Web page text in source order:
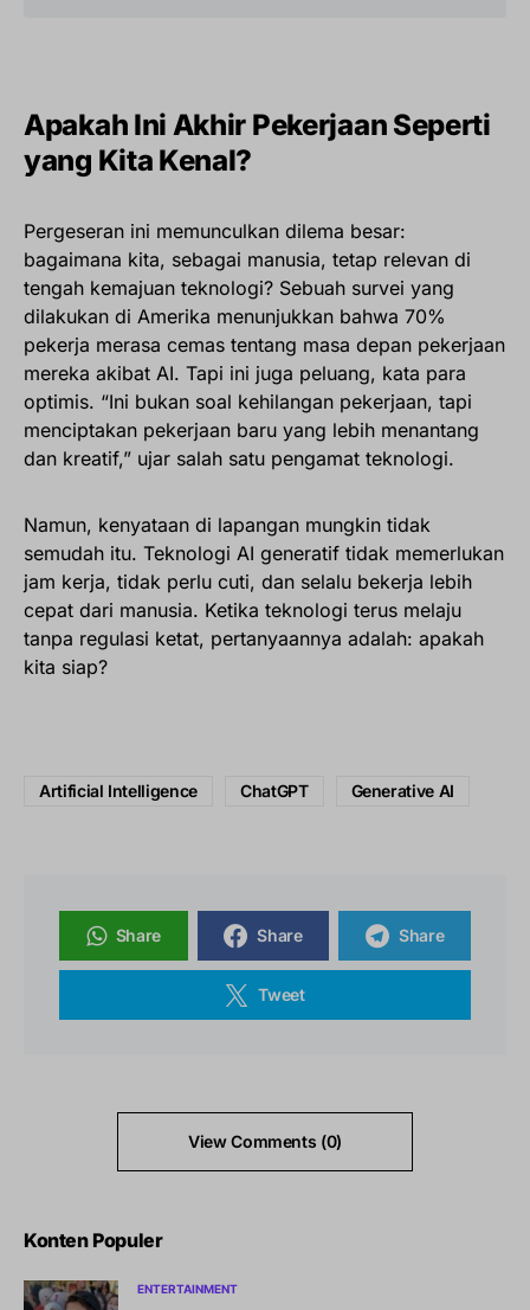
Apakah Ini Akhir Pekerjaan Seperti
yang Kita Kenal?
Pergeseran ini memunculkan dilema besar:
bagaimana kita, sebagai manusia, tetap relevan di
tengah kemajuan teknologi? Sebuah survei yang
dilakukan di Amerika menunjukkan bahwa 70%
pekerja merasa cemas tentang masa depan pekerjaan
mereka akibat AI. Tapi ini juga peluang, kata para
optimis. “Ini bukan soal kehilangan pekerjaan, tapi
menciptakan pekerjaan baru yang lebih menantang
dan kreatif,” ujar salah satu pengamat teknologi.
Namun, kenyataan di lapangan mungkin tidak
semudah itu. Teknologi AI generatif tidak memerlukan
jam kerja, tidak perlu cuti, dan selalu bekerja lebih
cepat dari manusia. Ketika teknologi terus melaju
tanpa regulasi ketat, pertanyaannya adalah: apakah
kita siap?
Artificial Intelligence ChatGPT Generative AI
Share Share Share
Tweet
View Comments (0)
Konten Populer
ENTERTAINMENT